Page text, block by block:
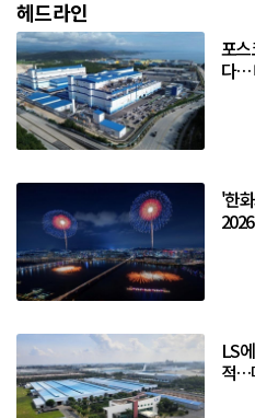
헤드라인
포
다…
'한
LS
적…